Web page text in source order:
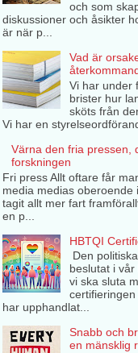
och som
diskussioner och åsikter
är när p...
Vad är
Vi har under
brister hur
sköts från
Vi har en
Värna den fria pressen,
forskningen
Fri press Allt oftare får
media medias oberoende
tagit allt mer fart
en p...
HBTQI
Den
beslutat i
vi ska sluta
har upphandlat...
Snabb och
en mänsklig